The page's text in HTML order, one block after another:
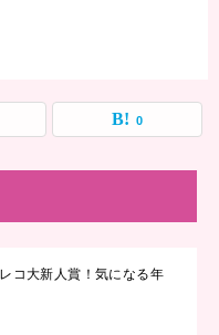
0
コ大新人賞！気になる年